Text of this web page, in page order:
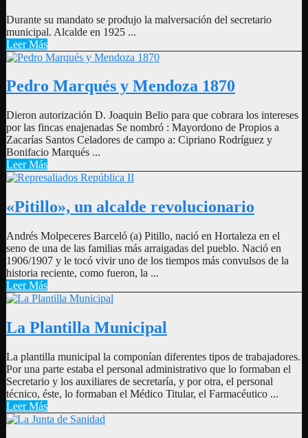
Durante su mandato se produjo la malversación del secretario
municipal. Alcalde en 1925 ...
Leer Más
Pedro Marqués y Mendoza 1870
Dieron autorización D. Joaquin Belio para que cobrara los intereses
por las fincas enajenadas Se nombró : Mayordono de Propios a
Zacarías Santos Celadores de campo a: Cipriano Rodríguez y
Bonifacio Marqués ...
Leer Más
«Pitillo», un alcalde revolucionario
Andrés Molpeceres Barceló (a) Pitillo, nació en Hortaleza en el
seno de una de las familias más arraigadas del pueblo. Nació en
1906/1907 y le tocó vivir uno de los tiempos más convulsos de la
historia reciente, como fueron, la ...
Leer Más
La Plantilla Municipal
La plantilla municipal la componían diferentes tipos de trabajadores.
Por una parte estaba el personal administrativo que lo formaban el
Secretario y los auxiliares de secretaría, y por otra, el personal
técnico, éste, lo formaban el Médico Titular, el Farmacéutico ...
Leer Más